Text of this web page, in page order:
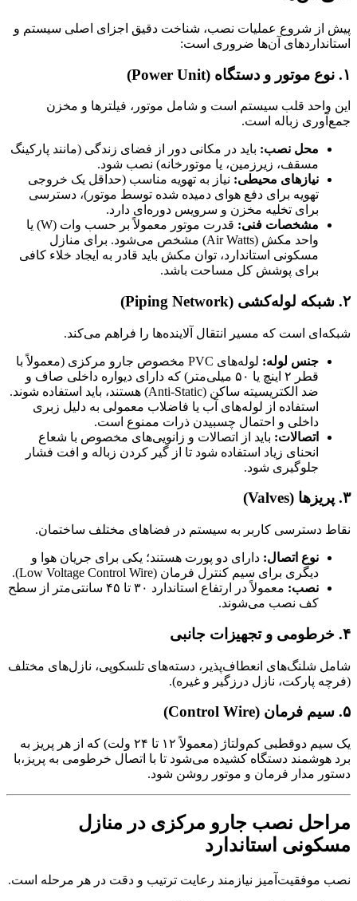
پیش از شروع عملیات نصب، شناخت دقیق اجزای اصلی سیستم و
استانداردهای آن‌ها ضروری است:
۱. نوع موتور و دستگاه (Power Unit)
این واحد قلب سیستم است و شامل موتور، فیلترها و مخزن
جمع‌آوری زباله است.
محل نصب: باید در مکانی دور از فضای زندگی (مانند پارکینگ
مسقف، زیرزمین، یا موتورخانه) نصب شود.
نیازهای محیطی: نیاز به تهویه مناسب (حداقل یک خروجی
تهویه برای دفع هوای دمیده شده توسط موتور)، دسترسی
برای تخلیه مخزن و سرویس دوره‌ای دارد.
مشخصات فنی:
قدرت موتور معمولاً بر حسب وات (W) یا
واحد مکش (Air Watts) مشخص می‌شود. برای منازل
مسکونی استاندارد، توان مکش باید قادر به ایجاد خلاء کافی
برای پوشش کل مساحت باشد.
۲. شبکه لوله‌کشی (Piping Network)
شبکه‌ای است که مسیر انتقال آلاینده‌ها را فراهم می‌کند.
جنس لوله:
لوله‌های PVC مخصوص جارو مرکزی (معمولاً با
قطر ۲ اینچ یا ۵۰ میلی‌متر) که دارای دیواره داخلی صاف و
ضد الکتریسیته ساکن (Anti-Static) هستند، باید استفاده شوند.
استفاده از لوله‌های آب یا فاضلاب معمولی به دلیل زبری
داخلی و احتمال چسبیدن ذرات ممنوع است.
اتصالات: باید از اتصالات و زانویی‌های مخصوص با شعاع
انحنای زیاد استفاده شود تا از گیر کردن زباله و افت فشار
جلوگیری شود.
۳. پریزها (Valves)
نقاط دسترسی کاربر به سیستم در فضاهای مختلف ساختمان.
نوع اتصال: دارای دو پورت هستند؛ یکی برای جریان هوا و
دیگری برای سیم کنترل فرمان (Low Voltage Control Wire).
نصب:
معمولاً در ارتفاع استاندارد ۳۰ تا ۴۵ سانتی‌متر از سطح
کف نصب می‌شوند.
۴. خرطومی و تجهیزات جانبی
شامل شلنگ‌های انعطاف‌پذیر، دسته‌های تلسکوپی، نازل‌های مختلف
(فرچه پارکت، نازل درزگیر و غیره).
۵. سیم فرمان (Control Wire)
یک سیم دوقطبی کم‌ولتاژ (معمولاً ۱۲ تا ۲۴ ولت) که از هر پریز به
برد هوشمند دستگاه کشیده می‌شود تا با اتصال خرطومی به پریز،با
دستور مدار فرمان و موتور روشن شود.
مراحل نصب جارو مرکزی در منازل
مسکونی استاندارد
نصب موفقیت‌آمیز نیازمند رعایت ترتیب و دقت در هر مرحله است.